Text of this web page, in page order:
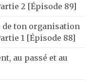
2 [Épisode 89]
ton organisation
1 [Épisode 88]
au passé et au